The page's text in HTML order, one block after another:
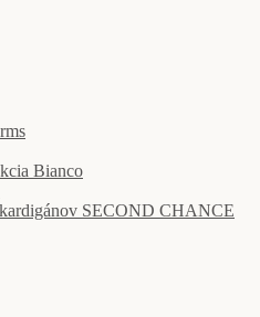
Bianco
SECOND CHANCE